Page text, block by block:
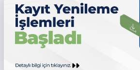
İngilizce I-II (ING 101
Ve Temel Bilgi
101) Muafiyet
Hakkında - Ek